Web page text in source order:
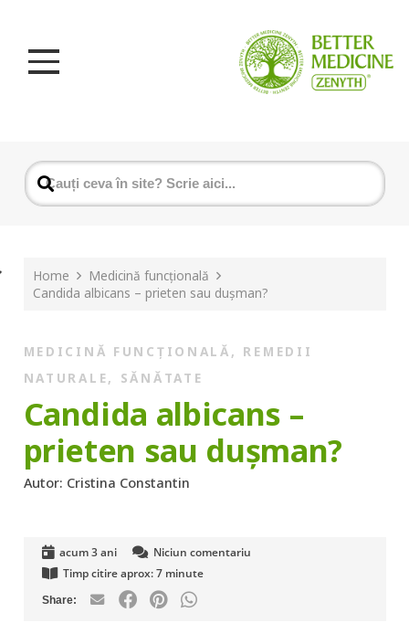
Home
Medicină funcțională
Candida albicans – prieten sau dușman?
MEDICINĂ FUNCȚIONALĂ , REMEDII
NATURALE, SĂNĂTATE
Candida albicans –
prieten sau dușman?
Autor: Cristina Constantin
acum 3 ani
Niciun comentariu
Timp citire aprox: 7 minute